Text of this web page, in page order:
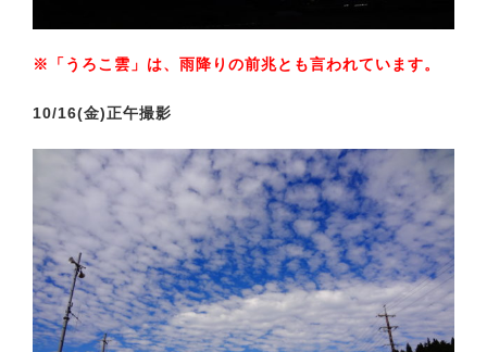
※「うろこ雲」は、雨降りの前兆とも言われています。
10/16(金)正午撮影